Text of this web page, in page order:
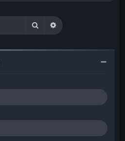
RechercherRecherche avancée